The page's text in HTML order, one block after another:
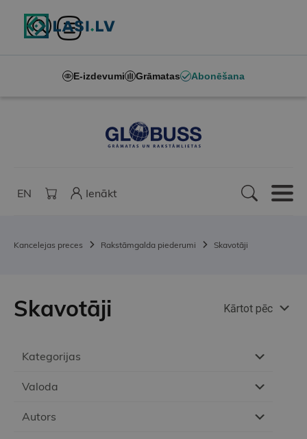
E-izdevumi Grāmatas Abonēšana
EN Ienākt
Kancelejas preces Rakstāmgalda piederumi Skavotāji
Kategorijas
Valoda
Autors
Skavotāji Kārtot pēc